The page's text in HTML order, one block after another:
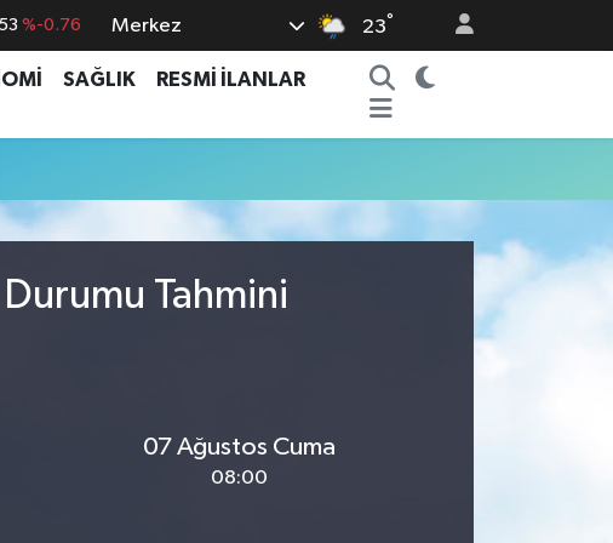
%-0.76
%0.16
%1.44
%70
Merkez 23°
SAĞLIK
RESMİ İLANLAR
Tahmini
07 Ağustos Cuma
08:00